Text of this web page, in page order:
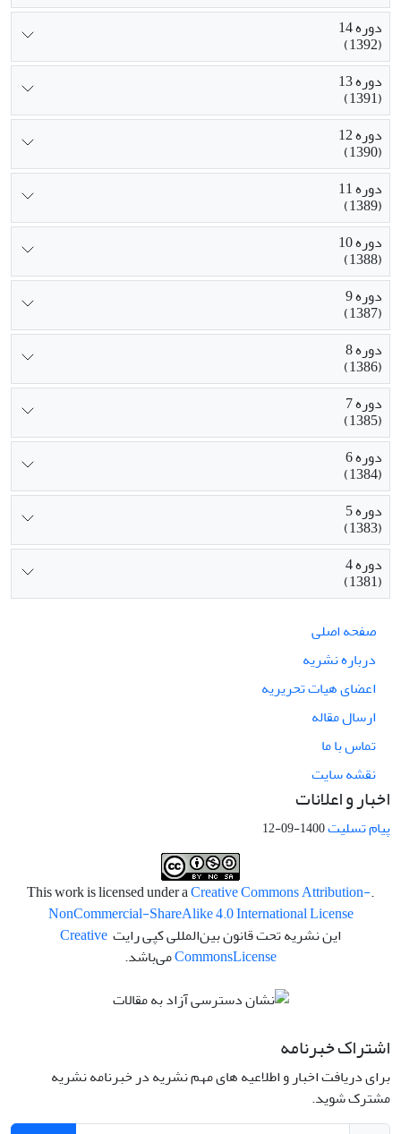
دوره 14
(1392)
دوره 13
(1391)
دوره 12
(1390)
دوره 11
(1389)
دوره 10
(1388)
دوره 9
(1387)
دوره 8
(1386)
دوره 7
(1385)
دوره 6
(1384)
دوره 5
(1383)
دوره 4
(1381)
صفحه اصلی
درباره نشریه
اعضای هیات تحریریه
ارسال مقاله
تماس با ما
نقشه سایت
اخبار و اعلانات
پیام تسلیت1400-09-12
.This work is licensed under a
Creative Commons Attribution-
NonCommercial-ShareAlike 4.0 International License
این نشریه تحت قانون بین‌المللی کپی رایت Creative
CommonsLicense می‌باشد.
اشتراک خبرنامه
برای دریافت اخبار و اطلاعیه های مهم نشریه در خبرنامه نشریه
مشترک شوید.